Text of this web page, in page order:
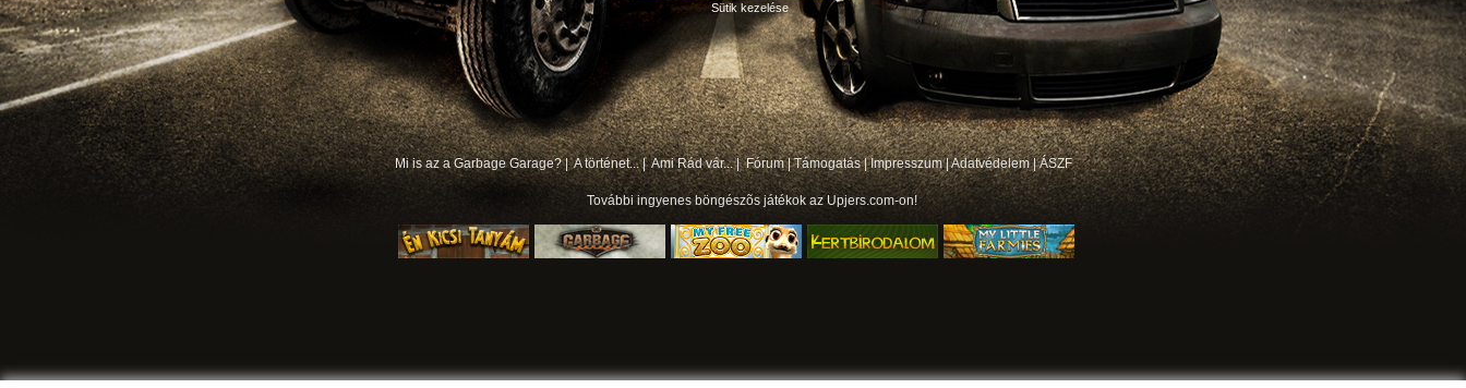
Mi is az a Garbage Garage? |A történet... |Ami Rád vár... | Fórum|Támogatás|Impresszum|Adatvédelem|ÁSZF
Továbbiingyenes böngészõs játékokaz Upjers.com-on!
Sütik kezelése